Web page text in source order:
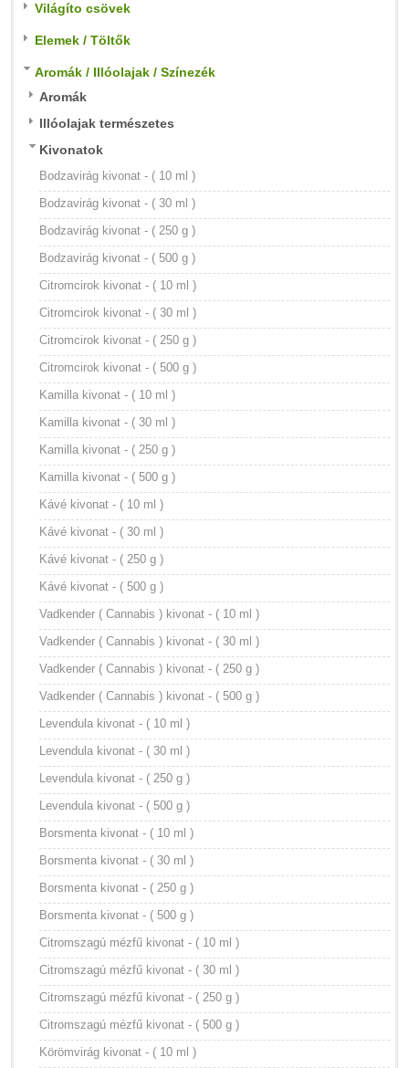
Világíto csövek
Elemek / Töltők
Aromák / Illóolajak / Színezék
Aromák
Illóolajak természetes
Kivonatok
Bodzavirág kivonat - ( 10 ml )
Bodzavirág kivonat - ( 30 ml )
Bodzavirág kivonat - ( 250 g )
Bodzavirág kivonat - ( 500 g )
Citromcirok kivonat - ( 10 ml )
Citromcirok kivonat - ( 30 ml )
Citromcirok kivonat - ( 250 g )
Citromcirok kivonat - ( 500 g )
Kamilla kivonat - ( 10 ml )
Kamilla kivonat - ( 30 ml )
Kamilla kivonat - ( 250 g )
Kamilla kivonat - ( 500 g )
Kávé kivonat - ( 10 ml )
Kávé kivonat - ( 30 ml )
Kávé kivonat - ( 250 g )
Kávé kivonat - ( 500 g )
Vadkender ( Cannabis ) kivonat - ( 10 ml )
Vadkender ( Cannabis ) kivonat - ( 30 ml )
Vadkender ( Cannabis ) kivonat - ( 250 g )
Vadkender ( Cannabis ) kivonat - ( 500 g )
Levendula kivonat - ( 10 ml )
Levendula kivonat - ( 30 ml )
Levendula kivonat - ( 250 g )
Levendula kivonat - ( 500 g )
Borsmenta kivonat - ( 10 ml )
Borsmenta kivonat - ( 30 ml )
Borsmenta kivonat - ( 250 g )
Borsmenta kivonat - ( 500 g )
Citromszagú mézfű kivonat - ( 10 ml )
Citromszagú mézfű kivonat - ( 30 ml )
Citromszagú mézfű kivonat - ( 250 g )
Citromszagú mézfű kivonat - ( 500 g )
Körömvirág kivonat - ( 10 ml )